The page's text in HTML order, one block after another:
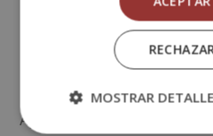
Intentar consumir
Reducir el consumo de
Aparte de estas
MOSTRAR